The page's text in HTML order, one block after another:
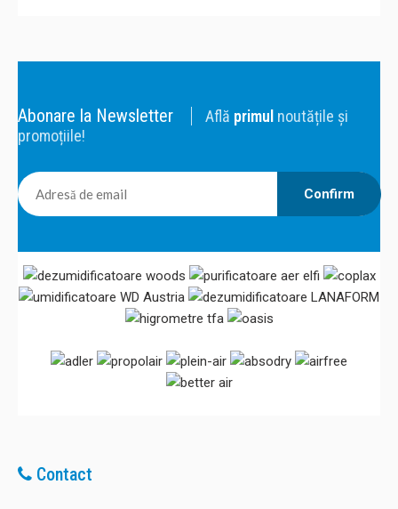
Abonare la Newsletter Află primul noutățile și
promoțiile!
Confirm
Contact